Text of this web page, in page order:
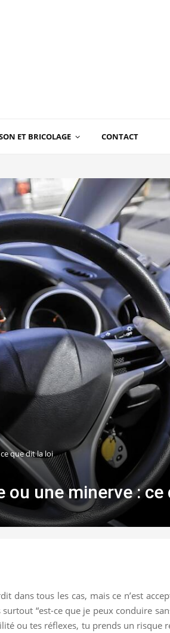
ET BRICOLAGE CONTACT
que dit la loi
une minerve :
dans tous les cas, mais ce n’est
“est-ce que je peux conduire
ou tes réflexes, tu prends un